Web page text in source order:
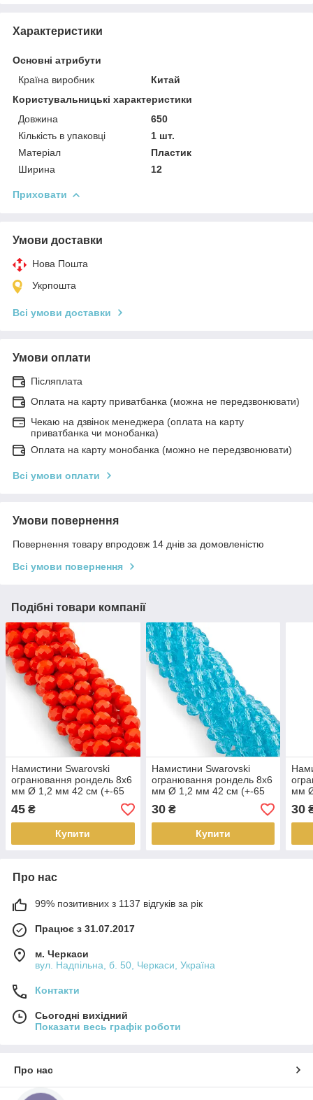
Характеристики
Основні атрибути
Країна виробник
Китай
Користувальницькі характеристики
Довжина
650
Кількість в упаковці
1 шт.
Матеріал
Пластик
Ширина
12
Приховати
Умови доставки
Нова Пошта
Укрпошта
Всі умови доставки
Умови оплати
Післяплата
Оплата на карту приватбанка (можна не передзвонювати)
Чекаю на дзвінок менеджера (оплата на карту
приватбанка чи монобанка)
Оплата на карту монобанка (можно не передзвонювати)
Всі умови оплати
Умови повернення
Повернення товару впродовж 14 днів за домовленістю
Всі умови повернення
Подібні товари компанії
Намистини Swarovski
огранювання рондель 8х6
мм Ø 1,2 мм 42 см (+-65
шт.) Помаранчевий
непрозорий
45 ₴
Купити
Намистини Swarovski
огранювання рондель 8х6
мм Ø 1,2 мм 42 см (+-65
шт.) Блакитний світлий
прозорий
30₴
Купити
мм
шт.)
30
Про нас
99% позитивних з 1137 відгуків за рік
Працює з 31.07.2017
м. Черкаси
вул. Надпільна, б. 50, Черкаси, Україна
Контакти
Сьогодні вихідний
Показати весь графік роботи
Про нас